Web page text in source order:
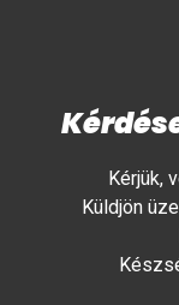
Kérjük,
Küldjön